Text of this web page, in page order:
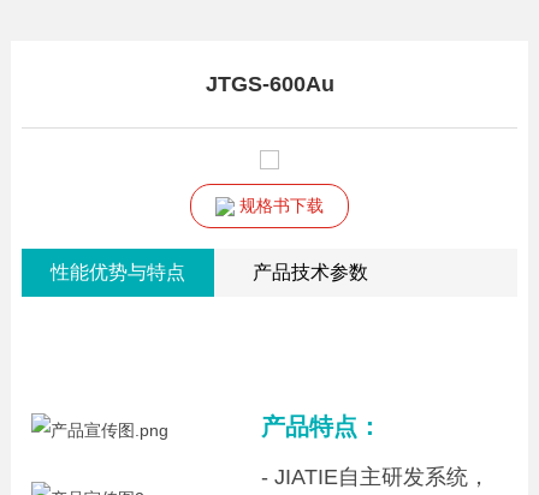
JTGS-600Au
规格书下载
性能优势与特点 产品技术参数
产品特点：
- JIATIE自主研发系统，